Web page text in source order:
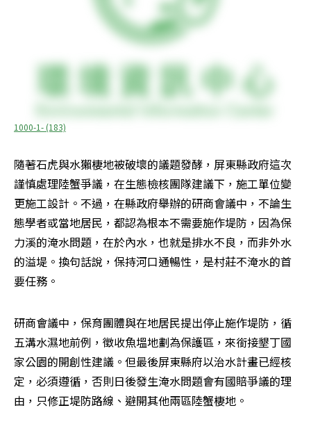
1000-1- (183)
隨著石虎與水獺棲地被破壞的議題發酵，屏東縣政府這次
謹慎處理陸蟹爭議，在生態檢核團隊建議下，施工單位變
更施工設計。不過，在縣政府舉辦的研商會議中，不論生
態學者或當地居民，都認為根本不需要施作堤防，因為保
力溪的淹水問題，在於內水，也就是排水不良，而非外水
的溢堤。換句話說，保持河口通暢性，是村莊不淹水的首
要任務。
研商會議中，保育團體與在地居民提出停止施作堤防，循
五溝水濕地前例，徵收魚塭地劃為保護區，來銜接墾丁國
家公園的開創性建議。但最後屏東縣府以治水計畫已經核
定，必須遵循，否則日後發生淹水問題會有國賠爭議的理
由，只修正堤防路線、避開其他兩區陸蟹棲地。